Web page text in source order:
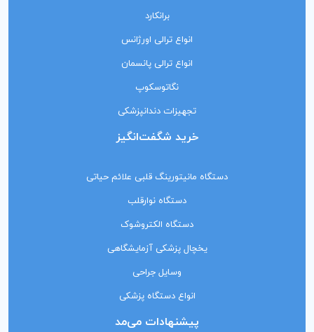
برانکارد
انواع ترالی اورژانس
انواع ترالی پانسمان
نگاتوسکوپ
تجهیزات دندانپزشکی
خرید شگفت‌انگیز
دستگاه مانیتورینگ‌ قلبی علائم حیاتی
دستگاه نوارقلب
دستگاه الکتروشوک
یخچال پزشکی آزمایشگاهی
وسایل جراحی
انواع دستگاه پزشکی
پیشنهادات می‌مد